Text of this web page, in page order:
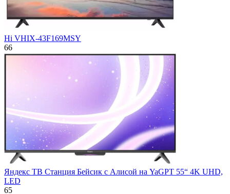
Hi VHIX-43F169MSY
66
Яндекс ТВ Станция Бейсик с Алисой на YaGPT 55“ 4K UHD,
LED
65